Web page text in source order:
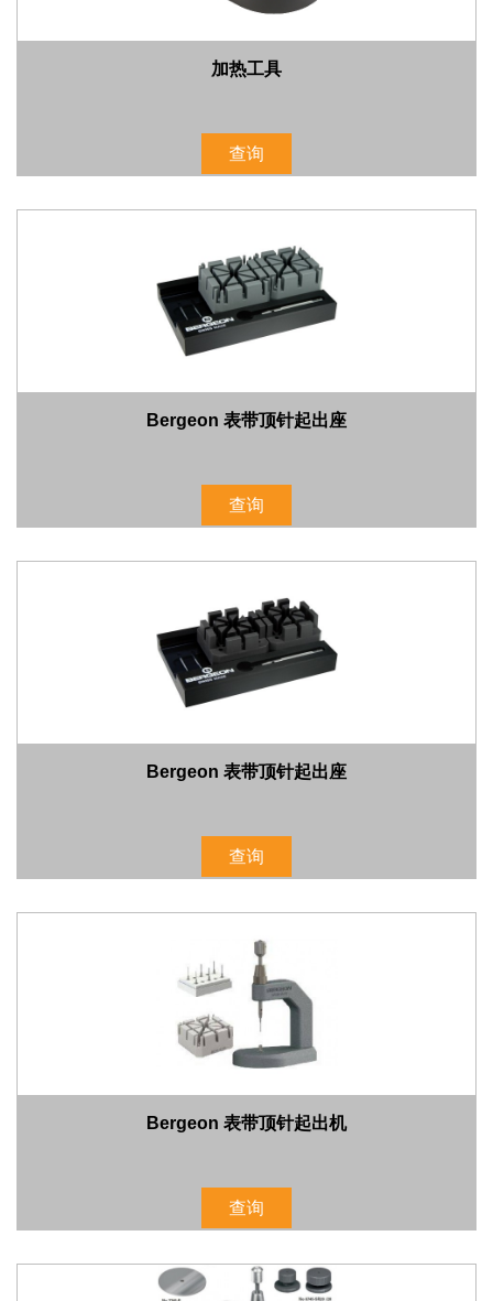
加热工具
查询
Bergeon 表带顶针起出座
查询
Bergeon 表带顶针起出座
查询
Bergeon 表带顶针起出机
查询